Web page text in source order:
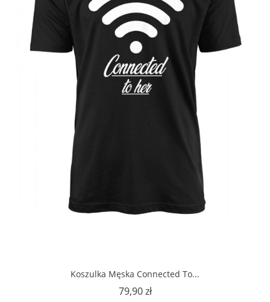
Koszulka Męska Connected To...
79,90 złCena